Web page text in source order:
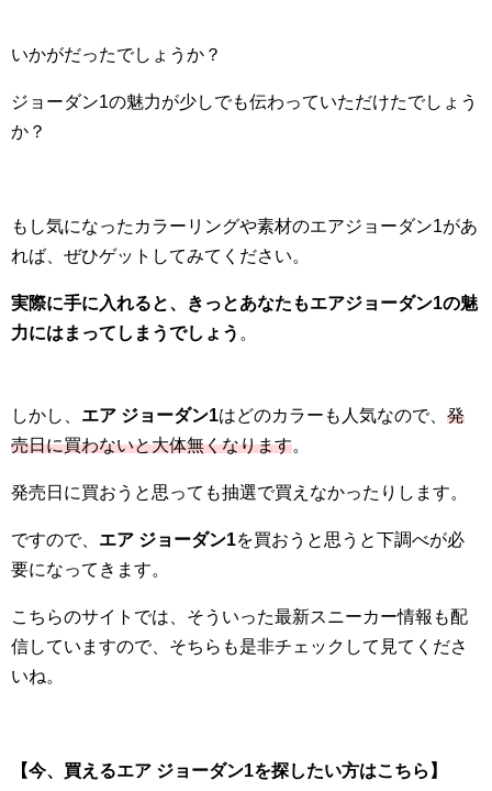
いかがだったでしょうか？
ジョーダン1の魅力が少しでも伝わっていただけたでしょう
か？
もし気になったカラーリングや素材のエアジョーダン1があ
れば、ぜひゲットしてみてください。
実際に手に入れると、きっとあなたもエアジョーダン1の魅
力にはまってしまうでしょう
しかし、 エア ジョーダン1 はどのカラーも人気なので、 発
売日に買わないと大体無くなります
発売日に買おうと思っても抽選で買えなかったりします。
ですので、 エア ジョーダン1 を買おうと思うと下調べが必
要になってきます。
こちらのサイトでは、そういった最新スニーカー情報も配
信していますので、そちらも是非チェックして見てくださ
いね。
【今、買えるエア ジョーダン1を探したい方はこちら】